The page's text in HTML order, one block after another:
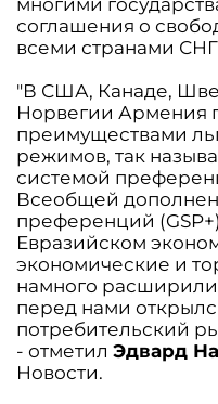
многими
соглашения о
всеми странами
"В США, Канаде,
Норвегии Армения
преимуществами
режимов, так
системой
Всеобщей
преференций
Евразийском
экономические и
намного
перед нами
потребительский
- отметил Эдвард
Новости.